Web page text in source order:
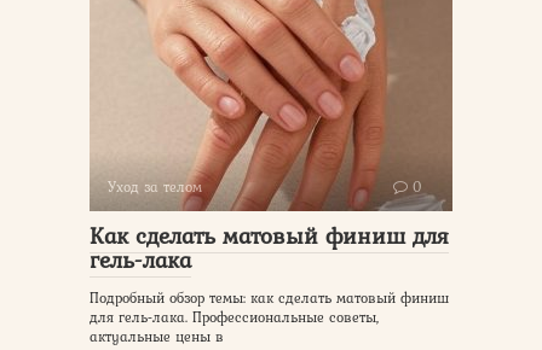
Уход за телом 0
Как сделать матовый финиш для
гель-лака
Подробный обзор темы: как сделать матовый финиш
для гель-лака. Профессиональные советы,
актуальные цены в